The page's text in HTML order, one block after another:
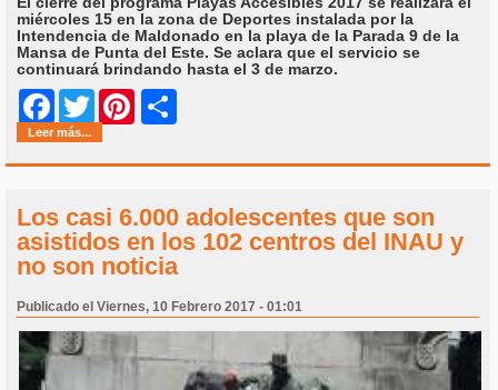
miércoles 15 en la zona de Deportes instalada por la
Intendencia de Maldonado en la playa de la Parada 9 de la
Mansa de Punta del Este. Se aclara que el servicio se
continuará brindando hasta el 3 de marzo.
Facebook
Twitter Pinterest
Leer más...
Los casi 6.000 adolescentes que son
asistidos en los 102 centros del INAU y
no son noticia
Publicado el Viernes, 10 Febrero 2017 - 01:01